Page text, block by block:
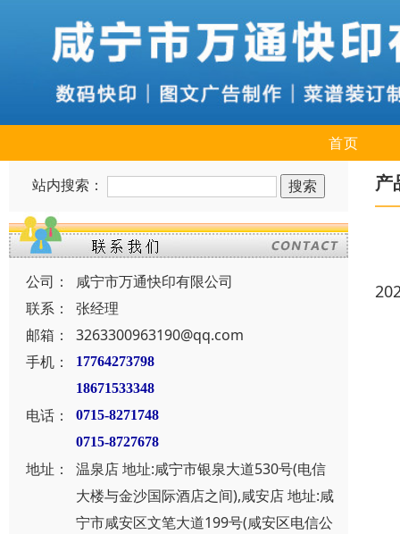
首页
站内搜索：
公司：
咸宁市万通快印有限公司
联系：
张经理
邮箱：
3263300963190@qq.com
手机：
17764273798
18671533348
电话：
0715-8271748
0715-8727678
地址：
温泉店 地址:咸宁市银泉大道530号(电信
大楼与金沙国际酒店之间),咸安店 地址:咸
宁市咸安区文笔大道199号(咸安区电信公
产